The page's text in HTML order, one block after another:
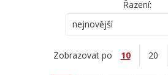
Řazení:
nejnovější
Zobrazovat po 10 20